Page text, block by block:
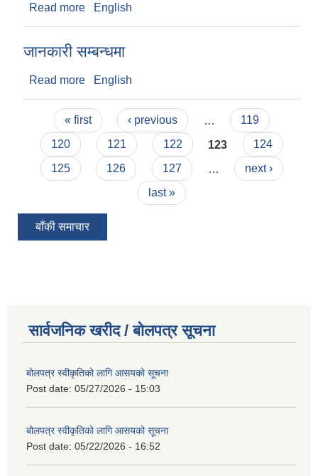
Read more about कार्यपालिका बैठक सम्बन्धी सूचना
English
जानकारी सम्बन्धमा
Read more about जानकारी सम्बन्धमा
English
Pages« first ‹ previous
119
120
121 122 123
124
125
126 127
next ›
last »
बाँकी समाचार
सार्वजनिक खरीद / बोलपत्र सूचना
बोलपत्र स्वीकृतिको लागि आसयको सूचना
Post date: 05/27/2026 - 15:03
बोलपत्र स्वीकृतिको लागि आसयको सूचना
Post date: 05/22/2026 - 16:52